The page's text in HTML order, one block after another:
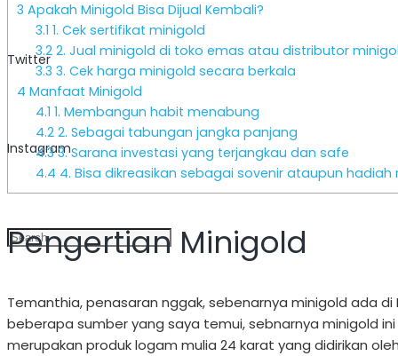
Twitter
Instagram
3 Apakah Minigold Bisa Dijual Kembali?
3.1 1. Cek sertifikat minigold
3.2 2. Jual minigold di toko emas atau distributor
3.3 3. Cek harga minigold secara berkala
4 Manfaat Minigold
4.1 1. Membangun habit menabung
4.2 2. Sebagai tabungan jangka panjang
4.33. Sarana investasi yang terjangkau dan safe
4.4 4. Bisa dikreasikan sebagai sovenir ataupun hadiah
Pengertian Minigold
Temanthia, penasaran nggak, sebenarnya minigold ada di
beberapa sumber yang saya temui, sebnarnya minigold ini
merupakan produk logam mulia 24 karat yang didirikan